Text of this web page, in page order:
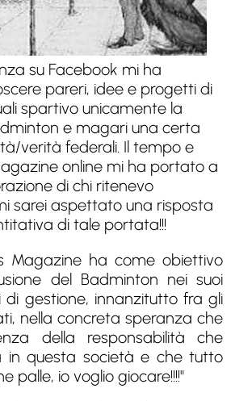
su Facebook mi ha
pareri, idee e progetti di
spartivo unicamente la
e magari una certa
verità federali. Il tempo e
online mi ha portato a
di chi ritenevo
sarei aspettato una risposta
di tale portata!!!
Magazine ha come obiettivo
del Badminton nei suoi
di gestione, innanzitutto fra gli
nella concreta speranza che
della responsabilità che
in questa società e che tutto
palle, io voglio giocare!!!!"